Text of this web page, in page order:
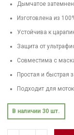
Дымчатое
Изготовлена из
Устойчива к
Защита от
Совместима с
Простая и быстрая
Подходит для
В наличии 30 шт.